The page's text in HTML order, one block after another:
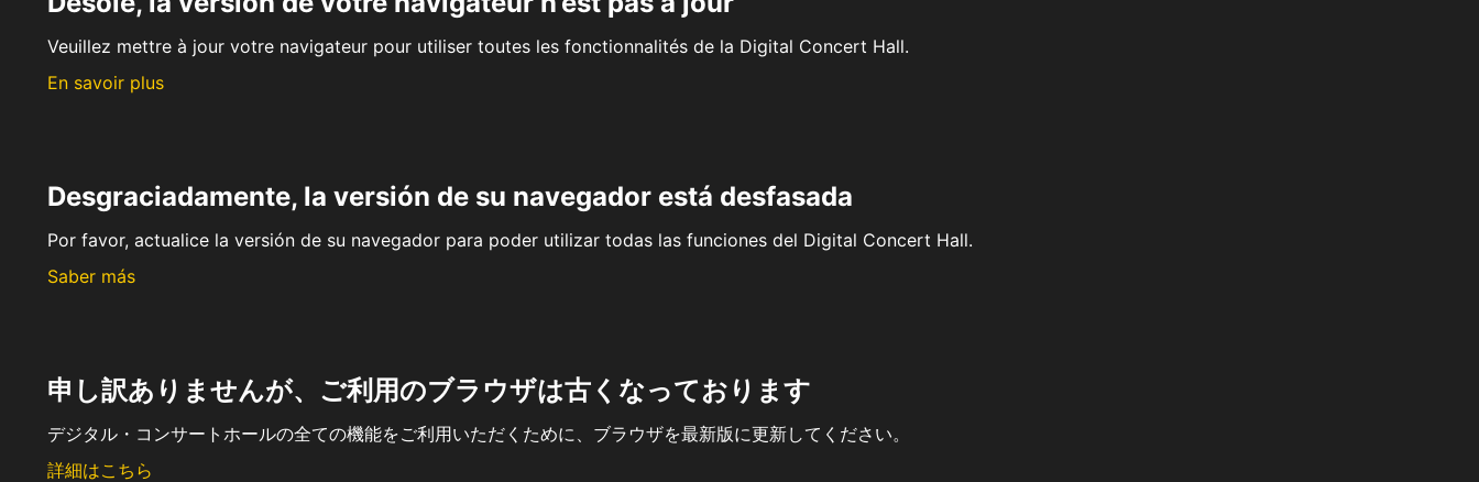
Veuillez mettre à jour votre navigateur pour utiliser toutes les fonctionnalités de la Digital Concert Hall.
En savoir plus
Desgraciadamente, la versión de su navegador está desfasada
Por favor, actualice la versión de su navegador para poder utilizar todas las funciones del Digital Concert Hall.
Saber más
申し訳ありませんが、ご利用のブラウザは古くなっております
デジタル・コンサートホールの全ての機能をご利用いただくために、ブラウザを最新版に更新してください。
詳細はこちら